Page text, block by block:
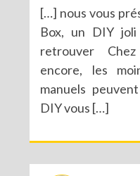
[…] nous vous
Box, un DIY
retrouver
encore, les
manuels
DIY vous […]